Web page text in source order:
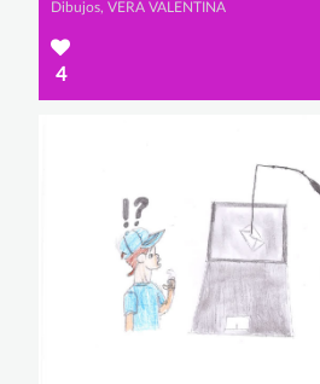
Dibujos, VERA VALENTINA
4